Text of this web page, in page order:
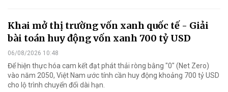
Khai mở thị trường vốn xanh quốc tế - Giải
bài toán huy động vốn xanh 700 tỷ USD
06/08/2026 10:48
Để hiện thực hóa cam kết đạt phát thải ròng bằng "0" (Net Zero)
vào năm 2050, Việt Nam ước tính cần huy động khoảng 700 tỷ USD
cho lộ trình chuyển đổi dài hạn.